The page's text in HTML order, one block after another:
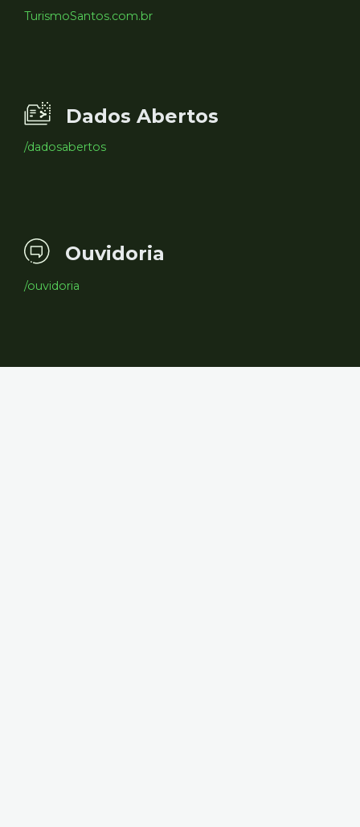
TurismoSantos.com.br
Dados Abertos
/dadosabertos
Ouvidoria
/ouvidoria